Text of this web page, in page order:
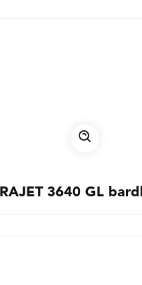
3640 GL